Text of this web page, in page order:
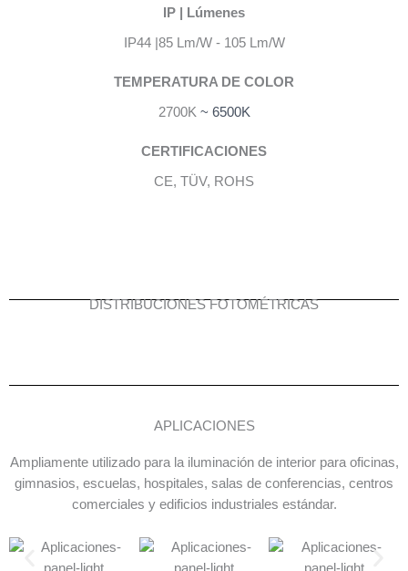
IP | Lúmenes
IP44 |85 Lm/W - 105 Lm/W
TEMPERATURA DE COLOR
2700K ~ 6500K
CERTIFICACIONES
CE, TÜV, ROHS
DISTRIBUCIONES FOTOMÉTRICAS
APLICACIONES
Ampliamente utilizado para la iluminación de interior para oficinas,
gimnasios, escuelas, hospitales, salas de conferencias, centros
comerciales y edificios industriales estándar.